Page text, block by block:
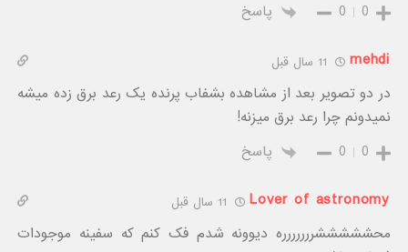
0
0 پاسخ
mehdi
در دو تصویر بعد از مشاهده بشفاب پرنده یک رعد برق زده میشه
نمیدونم چرا رعد برق میزنه!
0
0 پاسخ
Lover of astronomy
محشششششررررررره دیوونه شدم فک کنم که سفینه موجودات